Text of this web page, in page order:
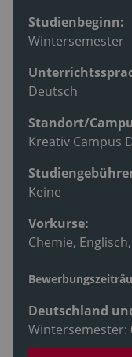
Studienbeginn:
Wintersemester
Deutsch
Standort/
Kreativ Campus
Keine
Vorkurse:
Chemie,
Deutschland
Wintersemester: